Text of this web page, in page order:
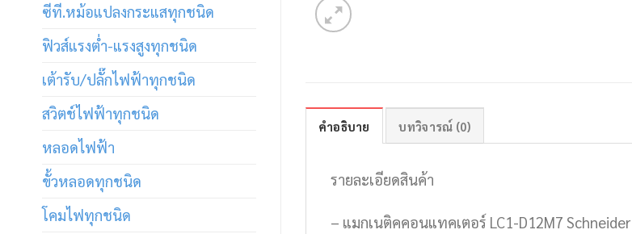
ซีที.หม้อแปลงกระแสทุกชนิด
ฟิวส์แรงต่ำ-แรงสูงทุกชนิด
เต้ารับ/ปลั๊กไฟฟ้าทุกชนิด
สวิตช์ไฟฟ้าทุกชนิด
หลอดไฟฟ้า
ขั้วหลอดทุกชนิด
โคมไฟทุกชนิด
คำอธิบาย บทวิจารณ์ (0)
รายละเอียดสินค้า
– แมกเนติคคอนแทคเตอร์ LC1-D12M7 Schneider